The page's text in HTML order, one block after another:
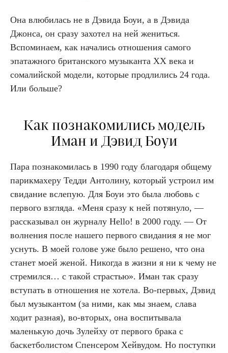
Она влюбилась не в Дэвида Боуи, а в Дэвида
Джонса, он сразу захотел на ней жениться.
Вспоминаем, как начались отношения самого
эпатажного британского музыканта XX века и
сомалийской модели, которые продлились 24 года.
Или больше?
Как познакомились модель
Иман и Дэвид Боуи
Пара познакомилась в 1990 году благодаря общему
парикмахеру Тедди Антолину, который устроил им
свидание вслепую. Для Боуи это была любовь с
первого взгляда. «Меня сразу к ней потянуло, —
рассказывал он журналу Hello! в 2000 году. — От
волнения после нашего первого свидания я не мог
уснуть. В моей голове уже было решено, что она
станет моей женой. Никогда в жизни я ни к чему не
стремился… с такой страстью». Иман так сразу
вступать в отношения не хотела. Во-первых, Дэвид
был музыкантом (за ними, как мы знаем, слава
ходит разная), во-вторых, она воспитывала
маленькую дочь Зулейху от первого брака с
баскетболистом Спенсером Хейвудом. Но поступки